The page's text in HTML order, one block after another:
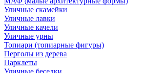
Уличные скамейки
Уличные лавки
Уличные качели
Уличные урны
Топиари (топиарные фигуры)
Перголы из дерева
Парклеты
Уличные беседки